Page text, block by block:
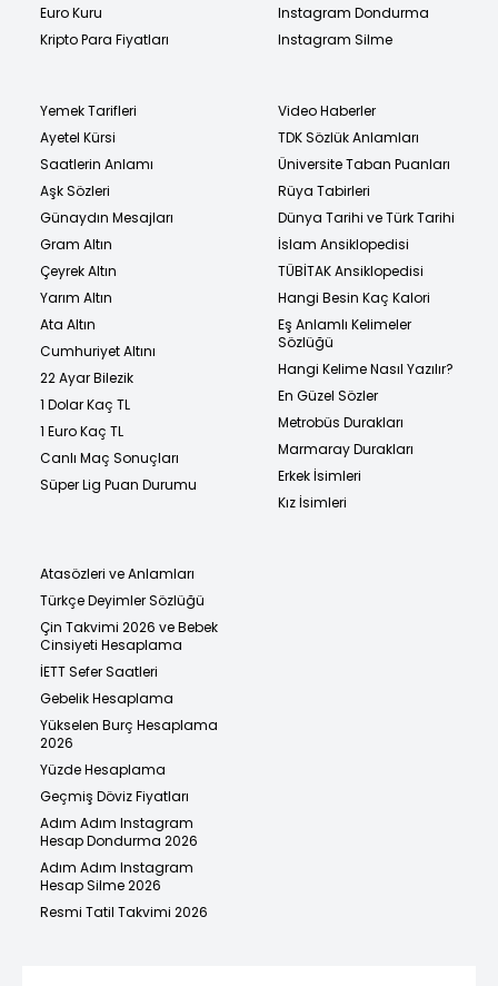
Euro Kuru
Kripto Para Fiyatları
Instagram Dondurma
Instagram Silme
Yemek Tarifleri
Ayetel Kürsi
Saatlerin Anlamı
Aşk Sözleri
Günaydın Mesajları
Gram Altın
Çeyrek Altın
Yarım Altın
Ata Altın
Cumhuriyet Altını
22 Ayar Bilezik
1 Dolar Kaç TL
1 Euro Kaç TL
Canlı Maç Sonuçları
Süper Lig Puan Durumu
Video Haberler
TDK Sözlük Anlamları
Üniversite Taban Puanları
Rüya Tabirleri
Dünya Tarihi ve Türk Tarihi
İslam Ansiklopedisi
TÜBİTAK Ansiklopedisi
Hangi Besin Kaç Kalori
Eş Anlamlı Kelimeler
Sözlüğü
Hangi Kelime Nasıl Yazılır?
En Güzel Sözler
Metrobüs Durakları
Marmaray Durakları
Erkek İsimleri
Kız İsimleri
Atasözleri ve Anlamları
Türkçe Deyimler Sözlüğü
Çin Takvimi 2026 ve Bebek
Cinsiyeti Hesaplama
İETT Sefer Saatleri
Gebelik Hesaplama
Yükselen Burç Hesaplama
2026
Yüzde Hesaplama
Geçmiş Döviz Fiyatları
Adım Adım Instagram
Hesap Dondurma 2026
Adım Adım Instagram
Hesap Silme 2026
Resmi Tatil Takvimi 2026